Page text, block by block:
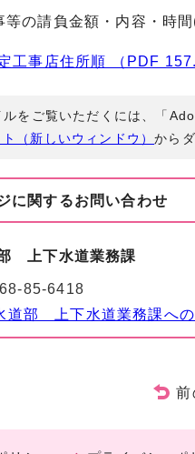
等の請負金額・内容・時
工事店住所順 （PDF
ルをご覧いただくには、「
ト（新しいウィンドウ）から
に関するお問い合わせ
部 上下水道業務課
85-6418
道部 上下水道業務課へ
前